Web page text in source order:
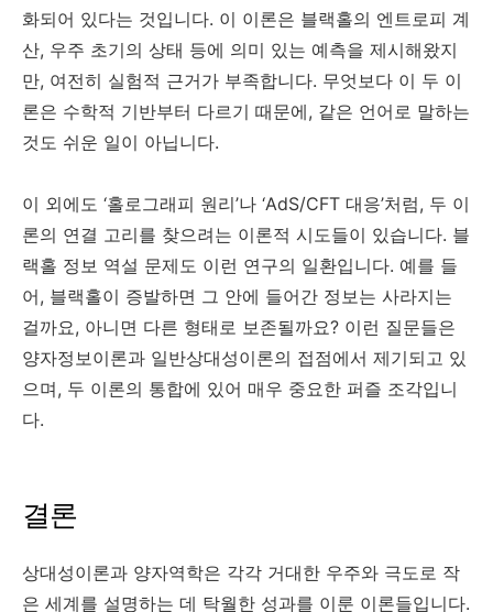
화되어 있다는 것입니다. 이 이론은 블랙홀의 엔트로피 계
산, 우주 초기의 상태 등에 의미 있는 예측을 제시해왔지
만, 여전히 실험적 근거가 부족합니다. 무엇보다 이 두 이
론은 수학적 기반부터 다르기 때문에, 같은 언어로 말하는
것도 쉬운 일이 아닙니다.
이 외에도 ‘홀로그래피 원리’나 ‘AdS/CFT 대응’처럼, 두 이
론의 연결 고리를 찾으려는 이론적 시도들이 있습니다. 블
랙홀 정보 역설 문제도 이런 연구의 일환입니다. 예를 들
어, 블랙홀이 증발하면 그 안에 들어간 정보는 사라지는
걸까요, 아니면 다른 형태로 보존될까요? 이런 질문들은
양자정보이론과 일반상대성이론의 접점에서 제기되고 있
으며, 두 이론의 통합에 있어 매우 중요한 퍼즐 조각입니
다.
결론
상대성이론과 양자역학은 각각 거대한 우주와 극도로 작
은 세계를 설명하는 데 탁월한 성과를 이룬 이론들입니다.